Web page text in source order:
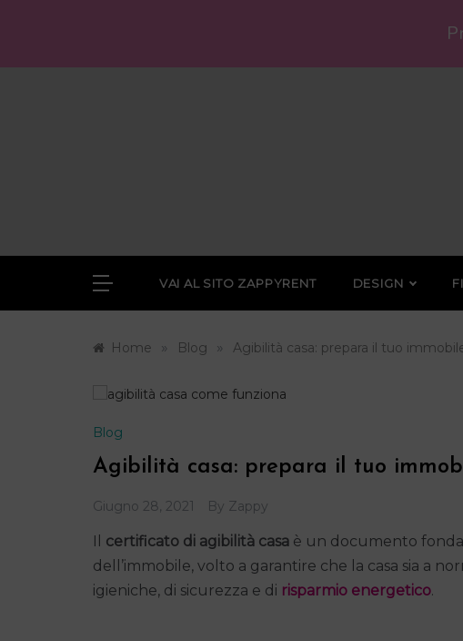
VAI AL SITO ZAPPYRENT DESIGN
Home » Blog » Agibilità casa: prepara il tuo
Blog
Agibilità casa: prepara il tuo
Giugno 28, 2021 By Zappy
Il certificato di agibilità casa è un documento
dell’immobile, volto a garantire che la casa sia a
igieniche, di sicurezza e di risparmio energetico.